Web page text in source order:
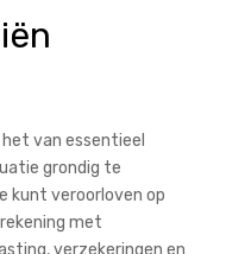
van essentieel
grondig te
kunt veroorloven op
met